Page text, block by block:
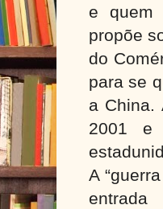
e quem
propõe
do
para se
a China.
2001 e
A